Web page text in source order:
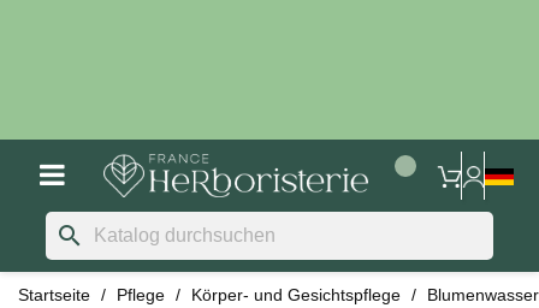
search
Startseite Pflege Körper- und Gesichtspflege
Blumenwasser